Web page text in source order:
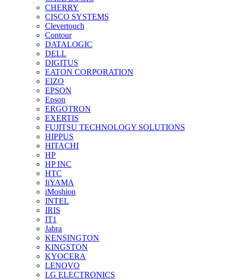
CHERRY
CISCO SYSTEMS
Clevertouch
Contour
DATALOGIC
DELL
DIGITUS
EATON CORPORATION
EIZO
EPSON
Epson
ERGOTRON
EXERTIS
FUJITSU TECHNOLOGY SOLUTIONS
HIPPUS
HITACHI
HP
HP INC
HTC
IiYAMA
iMoshion
INTEL
IRIS
IT1
Jabra
KENSINGTON
KINGSTON
KYOCERA
LENOVO
LG ELECTRONICS